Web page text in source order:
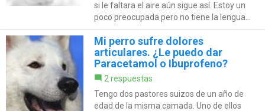
si le faltara el aire aún sigue así. Estoy un
poco preocupada pero no tiene la lengua...
Mi perro sufre dolores
articulares. ¿Le puedo dar
Paracetamol o Ibuprofeno?
2 respuestas
Tengo dos pastores suizos de un año de
edad de la misma camada. Uno de ellos